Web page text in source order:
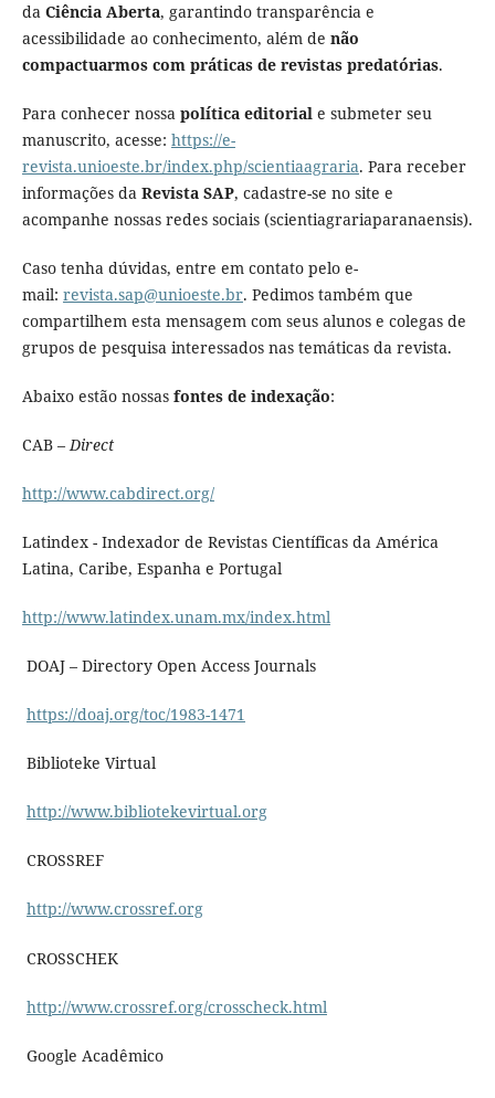
da Ciência Aberta, garantindo transparência e
acessibilidade ao conhecimento, além de não
compactuarmos com práticas de revistas predatórias.
Para conhecer nossa política editoriale submeter seu
manuscrito, acesse: https://e-
revista.unioeste.br/index.php/scientiaagraria. Para receber
informações daRevista SAP, cadastre-se no site e
acompanhe nossas redes sociais (scientiagrariaparanaensis).
Caso tenha dúvidas, entre em contato pelo e-
mail: revista.sap@unioeste.br. Pedimos também que
compartilhem esta mensagem com seus alunos e colegas de
grupos de pesquisa interessados nas temáticas da revista.
Abaixo estão nossas fontes de indexação:
CAB –Direct
http://www.cabdirect.org/
Latindex - Indexador de Revistas Científicas da América
Latina, Caribe, Espanha e Portugal
http://www.latindex.unam.mx/index.html
DOAJ – Directory Open Access Journals
https://doaj.org/toc/1983-1471
Biblioteke Virtual
http://www.bibliotekevirtual.org
CROSSREF
http://www.crossref.org
CROSSCHEK
http://www.crossref.org/crosscheck.html
Google Acadêmico